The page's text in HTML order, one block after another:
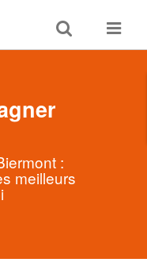
Toggle
search
Toggle
:
meilleurs